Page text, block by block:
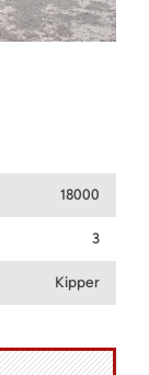
18000
3
Kipper